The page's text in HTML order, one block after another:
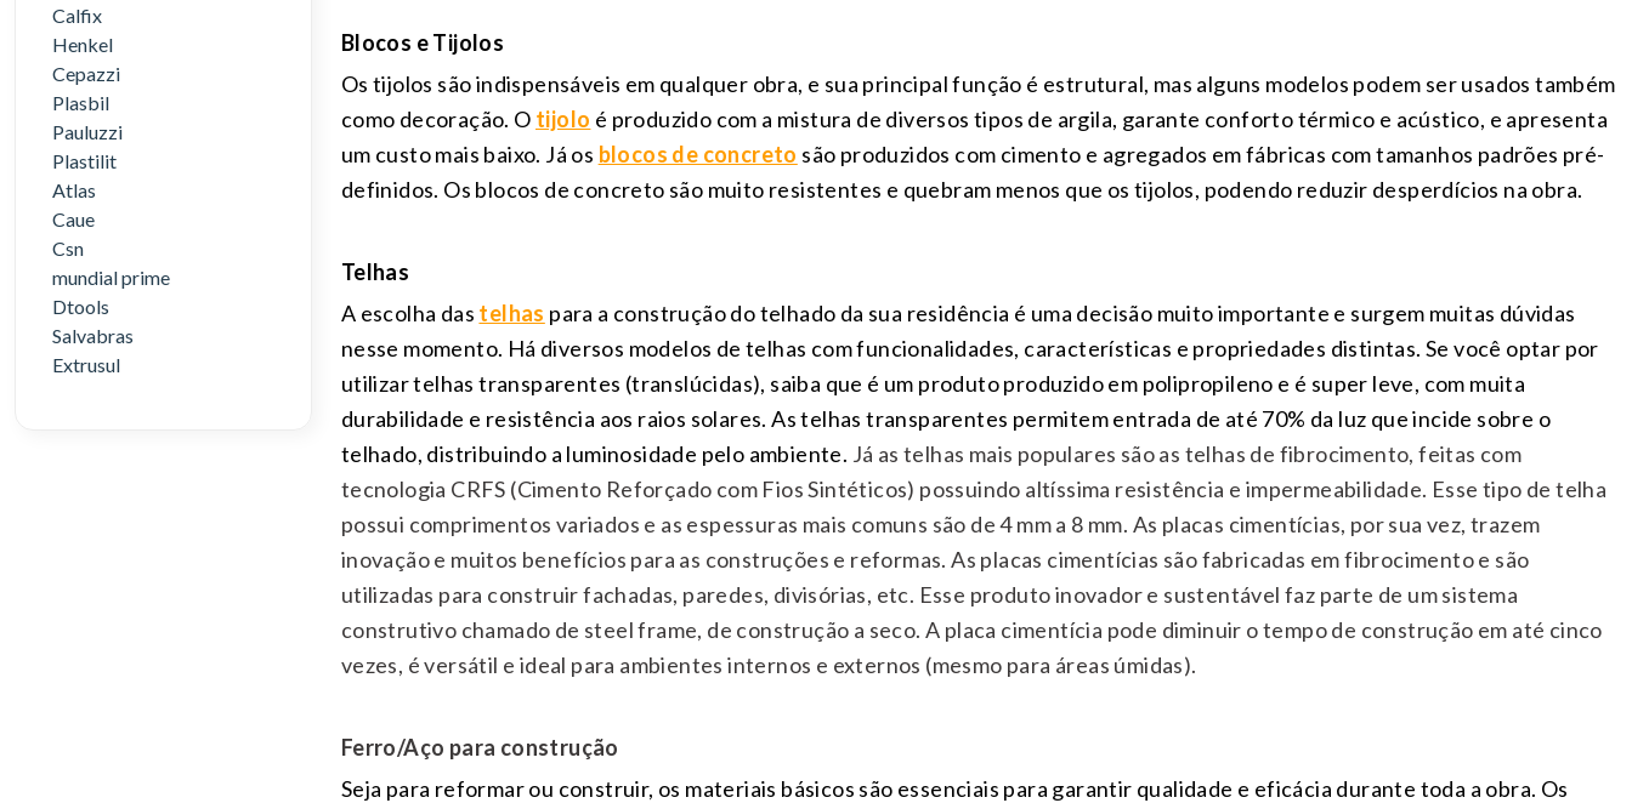
Blocos e Tijolos
Os tijolos são indispensáveis em qualquer obra, e sua principal função é estrutural, mas alguns modelos podem ser usados também
como decoração. O tijolo é produzido com a mistura de diversos tipos de argila, garante conforto térmico e acústico, e apresenta
um custo mais baixo. Já os blocos de concreto são produzidos com cimento e agregados em fábricas com tamanhos padrões pré-
definidos. Os blocos de concreto são muito resistentes e quebram menos que os tijolos, podendo reduzir desperdícios na obra.
Telhas
A escolha das telhas para a construção do telhado da sua residência é uma decisão muito importante e surgem muitas dúvidas
nesse momento. Há diversos modelos de telhas com funcionalidades, características e propriedades distintas. Se você optar por
utilizar telhas transparentes (translúcidas), saiba que é um produto produzido em polipropileno e é super leve, com muita
durabilidade e resistência aos raios solares. As telhas transparentes permitem entrada de até 70% da luz que incide sobre o
telhado, distribuindo a luminosidade pelo ambiente. Já as telhas mais populares são as telhas de fibrocimento, feitas com
tecnologia CRFS (Cimento Reforçado com Fios Sintéticos) possuindo altíssima resistência e impermeabilidade. Esse tipo de telha
possui comprimentos variados e as espessuras mais comuns são de 4 mm a 8 mm. As placas cimentícias, por sua vez, trazem
inovação e muitos benefícios para as construções e reformas. As placas cimentícias são fabricadas em fibrocimento e são
utilizadas para construir fachadas, paredes, divisórias, etc. Esse produto inovador e sustentável faz parte de um sistema
construtivo chamado de steel frame, de construção a seco. A placa cimentícia pode diminuir o tempo de construção em até cinco
vezes, é versátil e ideal para ambientes internos e externos (mesmo para áreas úmidas).
Ferro/Aço para construção
Seja para reformar ou construir, os materiais básicos são essenciais para garantir qualidade e eficácia durante toda a obra. Os
Calfix
Henkel
Cepazzi
Plasbil
Pauluzzi
Plastilit
Atlas
Caue
Csn
mundial prime
Dtools
Salvabras
Extrusul